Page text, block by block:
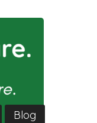
Blog